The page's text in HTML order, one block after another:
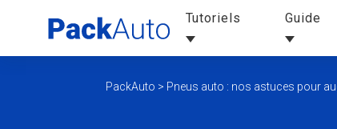
Tutoriels Guide
PackAuto > Pneus auto : nos astuces pour